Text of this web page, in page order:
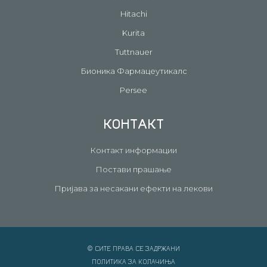
Hitachi
Kurita
Tuttnauer
Бионика Фармацеутикалс
Persee
КОНТАКТ
Контакт информации
Постави прашање
Пријава за несакани ефекти на лекови
© СИТЕ ПРАВА СЕ ЗАДРЖАНИ
ПОЛИТИКА ЗА КОЛАЧИЊА